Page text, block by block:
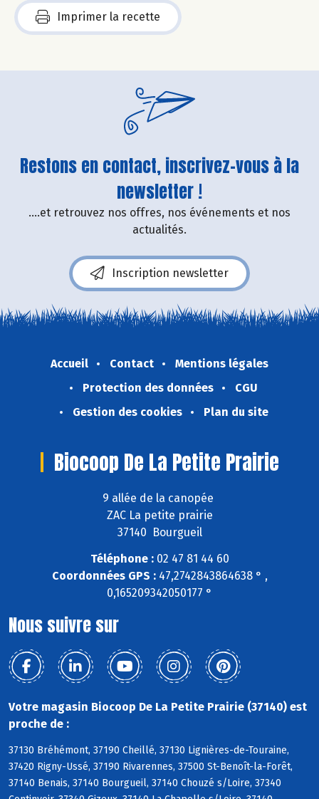
Imprimer la recette
Restons en contact, inscrivez-vous à la
newsletter !
....et retrouvez nos offres, nos événements et nos
actualités.
Inscription newsletter
Accueil Contact
Mentions légales
Protection des données
CGU
Gestion des cookies
Plan du site
Biocoop De La Petite Prairie
9 allée de la canopée
ZAC La petite prairie
37140 Bourgueil
Téléphone :02 47 81 44 60
Coordonnées GPS :47,2742843864638 ° ,
0,165209342050177 °
Nous suivre sur
Votre magasin Biocoop De La Petite Prairie (37140) est
proche de :
37130 Bréhémont, 37190 Cheillé, 37130 Lignières-de-Touraine,
37420 Rigny-Ussé, 37190 Rivarennes, 37500 St-Benoît-la-Forêt,
37140 Benais, 37140 Bourgueil, 37140 Chouzé s/Loire, 37340